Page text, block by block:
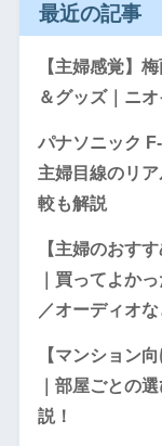
最近の記事
【主婦感覚】
＆グッズ｜ニ
パナソニック
主婦目線のリ
較も解説
【主婦のおす
｜買ってよか
／オーディオ
【マンション
｜部屋ごとの
説！